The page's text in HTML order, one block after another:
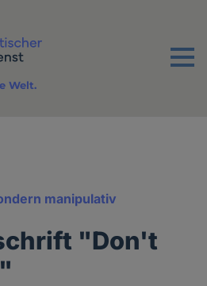
Menu
Welt.
manipulativ
"Don't